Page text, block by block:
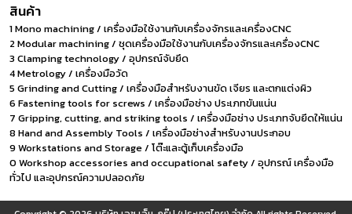
สินค้า
1 Mono machining / เครื่องมือใช้งานกับเครื่องจักรและเครื่องCNC
2 Modular machining / ชุดเครื่องมือใช้งานกับเครื่องจักรและเครื่องCNC
3 Clamping technology / อุปกรณ์จับยึด
4 Metrology / เครื่องมือวัด
5 Grinding and Cutting / เครื่องมือสำหรับงานขัด เจียร และตกแต่งผิว
6 Fastening tools for screws / เครื่องมือช่าง ประเภทขันแน่น
7 Gripping, cutting, and striking tools / เครื่องมือช่าง ประเภทจับยึดให้แน่น
8 Hand and Assembly Tools / เครื่องมือช่างสำหรับงานประกอบ
9 Workstations and Storage / โต๊ะและตู้เก็บเครื่องมือ
0 Workshop accessories and occupational safety / อุปกรณ์ เครื่องมือ
ทั่วไป และอุปกรณ์ความปลอดภัย